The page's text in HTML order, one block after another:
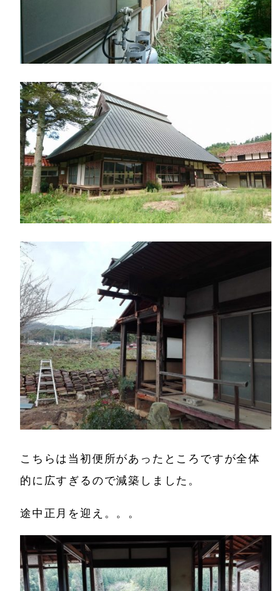
こちらは当初便所があったところですが全体
的に広すぎるので減築しました。
途中正月を迎え。。。